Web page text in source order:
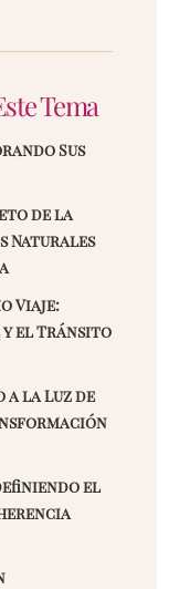
Tema
Sus
de la
Naturales
Viaje:
y el Tránsito
la Luz de
el